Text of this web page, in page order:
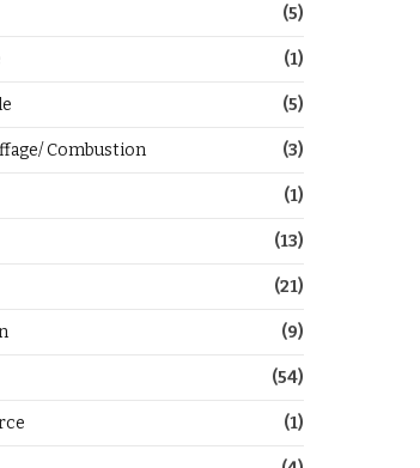
(5)
(1)
(5)
Combustion (3)
(1)
(13)
(21)
(9)
(54)
(1)